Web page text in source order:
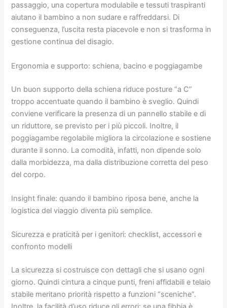
passaggio, una copertura modulabile e tessuti traspiranti
aiutano il bambino a non sudare e raffreddarsi. Di
conseguenza, l’uscita resta piacevole e non si trasforma in
gestione continua del disagio.
Ergonomia e supporto: schiena, bacino e poggiagambe
Un buon supporto della schiena riduce posture “a C”
troppo accentuate quando il bambino è sveglio. Quindi
conviene verificare la presenza di un pannello stabile e di
un riduttore, se previsto per i più piccoli. Inoltre, il
poggiagambe regolabile migliora la circolazione e sostiene
durante il sonno. La comodità, infatti, non dipende solo
dalla morbidezza, ma dalla distribuzione corretta del peso
del corpo.
Insight finale: quando il bambino riposa bene, anche la
logistica del viaggio diventa più semplice.
Sicurezza e praticità per i genitori: checklist, accessori e
confronto modelli
La sicurezza si costruisce con dettagli che si usano ogni
giorno. Quindi cintura a cinque punti, freni affidabili e telaio
stabile meritano priorità rispetto a funzioni “sceniche”.